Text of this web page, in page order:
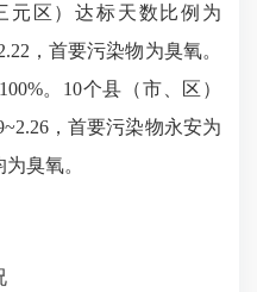
区）达标天数比例为
，首要污染物为臭氧。
。10个县（市、区）
，首要污染物永安为
臭氧。